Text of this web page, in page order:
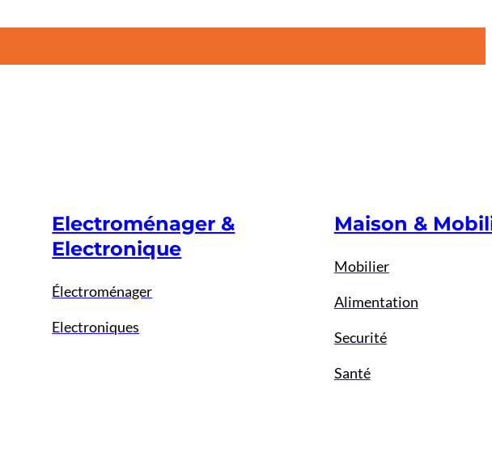
Electroménager &
Electronique
Électroménager
Electroniques
Maison &
Mobilier
Alimentation
Securité
Santé